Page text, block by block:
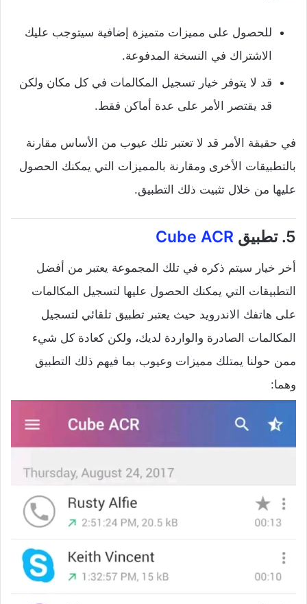
للحصول على مميزات متميزة إضافية سيتوجب عليك
الاشتراك في النسخة المدفوعة.
قد لا يتوفر خيار تسجيل المكالمات في كل مكان ولكن
قد يقتصر الأمر على عدة أماكن فقط.
في حقيقة الأمر قد لا تعتبر تلك عيوب من الأساس مقارنة
بالتطبيقات الأخرى ومقارنة بالمميزات التي يمكنك الحصول
عليها من خلال تثبيت ذلك التطبيق.
5. تطبيق Cube ACR
أخر خيار سيتم ذكره في تلك المجموعة يعتبر من أفضل
التطبيقات التي يمكنك الحصول عليها لتسجيل المكالمات
على هاتفك الاندرويد حيث يعتبر تطبيق تلقائي لتسجيل
المكالمات الصادرة والواردة لديك، ولكن كعادة كل شيء
ممن حولنا يمتلك مميزات وعيوب بما فيهم ذلك التطبيق
وهما: